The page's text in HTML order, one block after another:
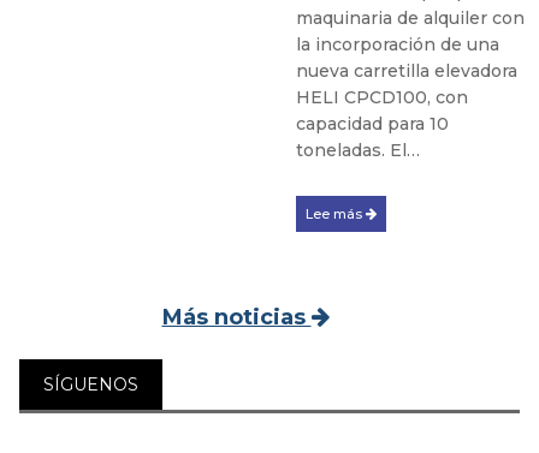
maquinaria de alquiler con
la incorporación de una
nueva carretilla elevadora
HELI CPCD100, con
capacidad para 10
toneladas. El…
Lee más
Más noticias
SÍGUENOS